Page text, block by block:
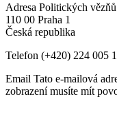
Adresa Politických
110 00 Praha 1
Česká republika
Telefon (+420) 224 005
Email Tato e-mailová
zobrazení musíte mít